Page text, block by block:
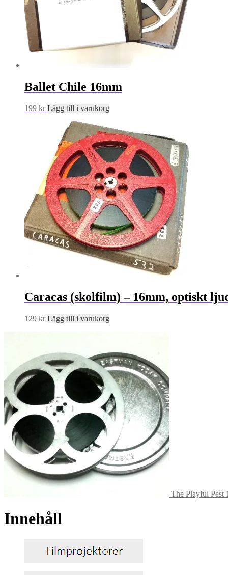
Ballet Chile 16mm
199 kr Lägg till i varukorg
Caracas (skolfilm) – 16mm, optiskt
129 kr Lägg till i varukorg
The Playful Pest
Innehåll